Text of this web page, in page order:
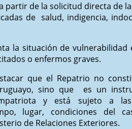
partir de la solicitud directa de
de salud, indigencia,
la situación de vulnerabilidad
o enfermos graves.
que el Repatrio no
sino que es un
y está sujeto a las
lugar, condiciones del
de Relaciones Exteriores.